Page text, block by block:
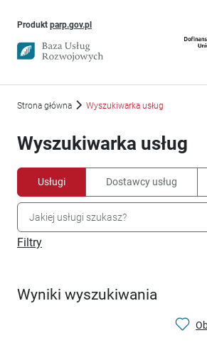
Produkt parp.gov.plUwaga, link otworzy się w
Strona główna Wyszukiwarka usług
Wyszukiwarka usług
Usługi Dostawcy usług
Filtry
Wyniki wyszukiwania